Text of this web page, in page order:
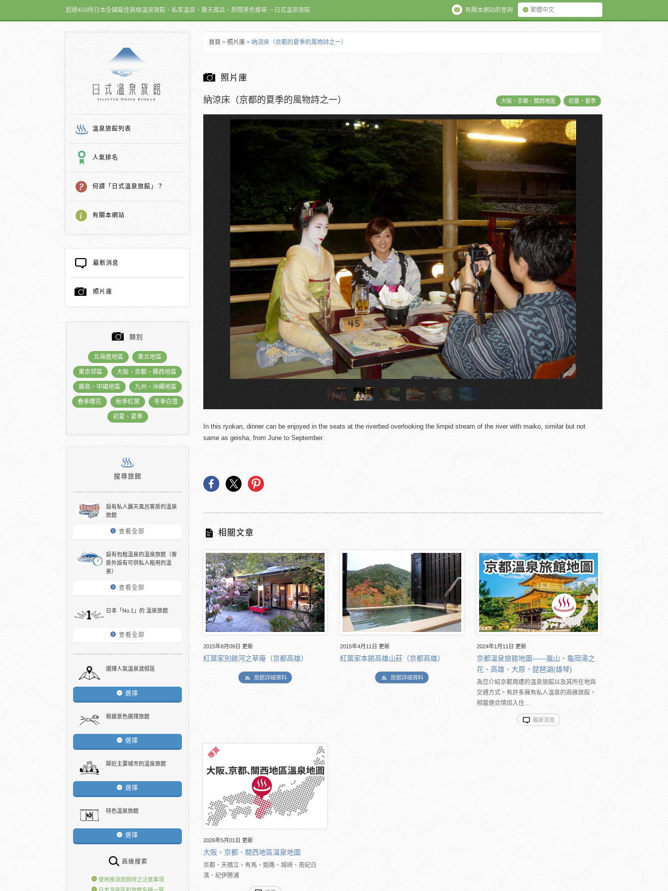
超過450所日本全國最佳高級溫泉旅館、私家溫泉、露天風呂、房間景色搜尋 －日式溫泉旅館 繁體中文
有關本網站的查詢
溫泉旅館列表
人氣排名
何謂「日式溫泉旅館」？
有關本網站
最新消息
照片庫
類別
北海道地區 東北地區
東京郊區 大阪、京都、關西地區
廣島、中國地區 九州、沖繩地區
春季櫻花 秋季紅葉 冬季白雪
初夏、夏季
搜尋旅館
設有私人露天風呂客房的溫泉
旅館
查看全部
設有包租溫泉的溫泉旅館（客
房外設有可供私人租用的溫
泉）
查看全部
日本「No.1」的 溫泉旅館
查看全部
選擇人氣溫泉渡假區
選擇
根據景色選擇旅館
選擇
鄰近主要城市的溫泉旅館
選擇
特色溫泉旅館
選擇
高級搜索
使用搜尋旅館時之注意事項
首頁 > 照片庫 > 納涼床（京都的夏季的風物詩之一）
照片庫
納涼床（京都的夏季的風物詩之一） 大阪、京都、關西地區 初夏、夏季
In this ryokan, dinner can be enjoyed in the seats at the riverbed overlooking the limpid stream of the river with maiko, similar but not
same as geisha, from June to September.
相關文章
2015年8月09日 更新
紅葉家別館河之草庵（京都高雄）
旅館詳細資料
2015年4月11日 更新
紅葉家本館高雄山莊（京都高雄）
旅館詳細資料
2024年1月11日 更新
京都溫泉旅館地圖――嵐山、龜岡湯之
花、高雄、大原、琵琶湖(雄琴)
為您介紹京都周遭的溫泉旅館以及其所在地與
交通方式。有許多擁有私人溫泉的高級旅館，
相當適合情侶入住…
最新消息
2026年5月01日 更新
大阪、京都、關西地區溫泉地圖
京都、天橋立、有馬、姫路、城崎、南紀白
濱、紀伊勝浦